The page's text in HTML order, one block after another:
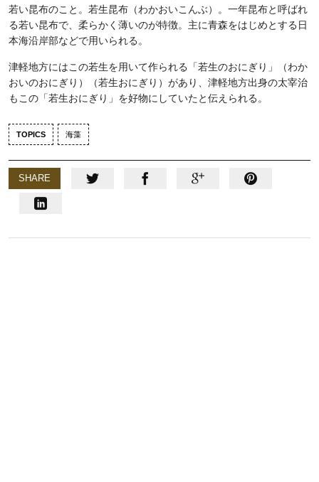
若い昆布のこと。若生昆布（わかおいこんぶ）。一年昆布と呼ばれ
る若い昆布で、柔らかく薄いのが特徴。主に青森をはじめとする日
本海沿岸部などで用いられる。
津軽地方にはこの若生を用いて作られる「若生のおにぎり」（わか
おいのおにぎり）（若生おにぎり）があり、津軽地方出身の太宰治
もこの「若生おにぎり」を好物にしていたと伝えられる。
TOPICS 海藻
SHARE